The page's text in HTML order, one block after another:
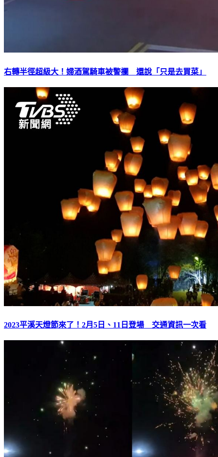
右轉半徑超級大！婦酒駕騎車被警攔 還說「只是去買菜」
2023平溪天燈節來了！2月5日、11日登場 交通資訊一次看